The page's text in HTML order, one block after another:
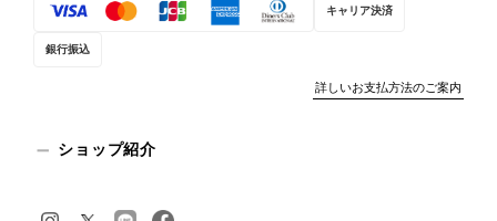
キャリア決済
銀行振込
詳しいお支払方法のご案内
ショップ紹介